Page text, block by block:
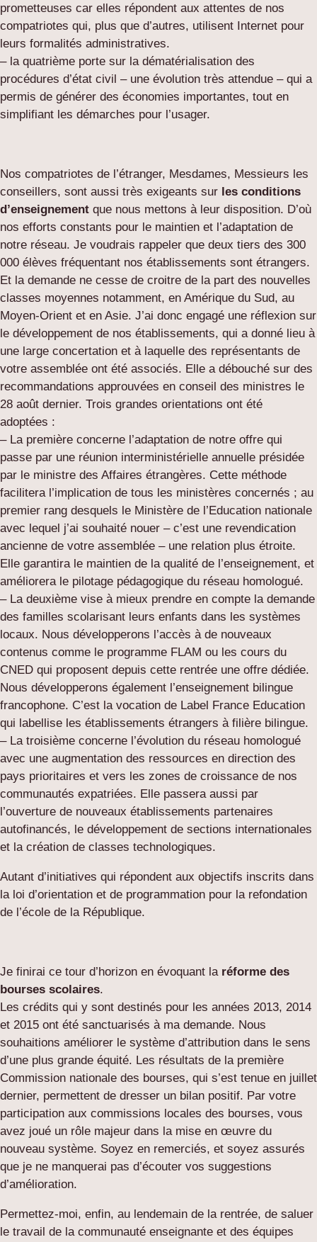
prometteuses car elles répondent aux attentes de nos
compatriotes qui, plus que d’autres, utilisent Internet pour
leurs formalités administratives.
– la quatrième porte sur la dématérialisation des
procédures d’état civil – une évolution très attendue – qui a
permis de générer des économies importantes, tout en
simplifiant les démarches pour l’usager.
Nos compatriotes de l’étranger, Mesdames, Messieurs les
conseillers, sont aussi très exigeants sur les conditions
d’enseignement que nous mettons à leur disposition. D’où
nos efforts constants pour le maintien et l’adaptation de
notre réseau. Je voudrais rappeler que deux tiers des 300
000 élèves fréquentant nos établissements sont étrangers.
Et la demande ne cesse de croitre de la part des nouvelles
classes moyennes notamment, en Amérique du Sud, au
Moyen-Orient et en Asie. J’ai donc engagé une réflexion sur
le développement de nos établissements, qui a donné lieu à
une large concertation et à laquelle des représentants de
votre assemblée ont été associés. Elle a débouché sur des
recommandations approuvées en conseil des ministres le
28 août dernier. Trois grandes orientations ont été
adoptées :
– La première concerne l’adaptation de notre offre qui
passe par une réunion interministérielle annuelle présidée
par le ministre des Affaires étrangères. Cette méthode
facilitera l’implication de tous les ministères concernés ; au
premier rang desquels le Ministère de l’Education nationale
avec lequel j’ai souhaité nouer – c’est une revendication
ancienne de votre assemblée – une relation plus étroite.
Elle garantira le maintien de la qualité de l’enseignement, et
améliorera le pilotage pédagogique du réseau homologué.
– La deuxième vise à mieux prendre en compte la demande
des familles scolarisant leurs enfants dans les systèmes
locaux. Nous développerons l’accès à de nouveaux
contenus comme le programme FLAM ou les cours du
CNED qui proposent depuis cette rentrée une offre dédiée.
Nous développerons également l’enseignement bilingue
francophone. C’est la vocation de Label France Education
qui labellise les établissements étrangers à filière bilingue.
– La troisième concerne l’évolution du réseau homologué
avec une augmentation des ressources en direction des
pays prioritaires et vers les zones de croissance de nos
communautés expatriées. Elle passera aussi par
l’ouverture de nouveaux établissements partenaires
autofinancés, le développement de sections internationales
et la création de classes technologiques.
Autant d’initiatives qui répondent aux objectifs inscrits dans
la loi d’orientation et de programmation pour la refondation
de l’école de la République.
Je finirai ce tour d’horizon en évoquant la réforme des
bourses scolaires.
Les crédits qui y sont destinés pour les années 2013, 2014
et 2015 ont été sanctuarisés à ma demande. Nous
souhaitions améliorer le système d’attribution dans le sens
d’une plus grande équité. Les résultats de la première
Commission nationale des bourses, qui s’est tenue en juillet
dernier, permettent de dresser un bilan positif. Par votre
participation aux commissions locales des bourses, vous
avez joué un rôle majeur dans la mise en œuvre du
nouveau système. Soyez en remerciés, et soyez assurés
que je ne manquerai pas d’écouter vos suggestions
d’amélioration.
Permettez-moi, enfin, au lendemain de la rentrée, de saluer
le travail de la communauté enseignante et des équipes